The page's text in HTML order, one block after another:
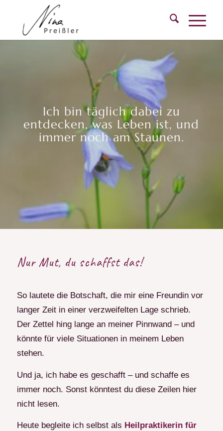
Ich bin täglich dabei zu
entdecken, was Leben ist, und
immer noch am Staunen.
Nur Mut, du schaffst das!
So lautete die Botschaft, die mir eine Freundin vor
langer Zeit in einer verzweifelten Lage schrieb.
Der Zettel hing lange an meiner Pinnwand – und
könnte für viele Situationen in meinem Leben
stehen.
Und ja, ich habe es geschafft – und schaffe es
immer noch. Sonst könntest du diese Zeilen hier
nicht lesen.
Heute begleite ich selbst als Heilpraktikerin für